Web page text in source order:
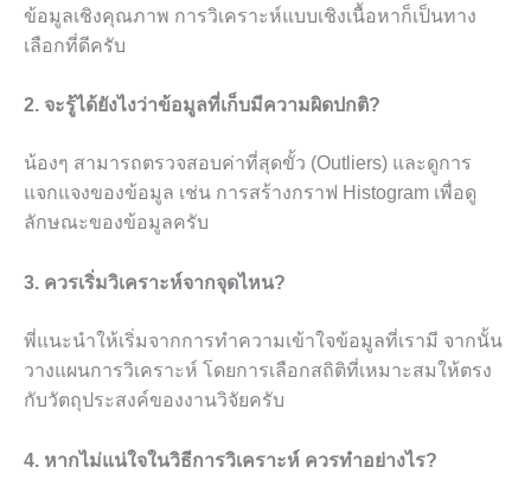
ข้อมูลเชิงคุณภาพ การวิเคราะห์แบบเชิงเนื้อหาก็เป็นทาง
เลือกที่ดีครับ
2. จะรู้ได้ยังไงว่าข้อมูลที่เก็บมีความผิดปกติ?
น้องๆ สามารถตรวจสอบค่าที่สุดขั้ว (Outliers) และดูการ
แจกแจงของข้อมูล เช่น การสร้างกราฟ Histogram เพื่อดู
ลักษณะของข้อมูลครับ
3. ควรเริ่มวิเคราะห์จากจุดไหน?
พี่แนะนำให้เริ่มจากการทำความเข้าใจข้อมูลที่เรามี จากนั้น
วางแผนการวิเคราะห์ โดยการเลือกสถิติที่เหมาะสมให้ตรง
กับวัตถุประสงค์ของงานวิจัยครับ
4. หากไม่แน่ใจในวิธีการวิเคราะห์ ควรทำอย่างไร?